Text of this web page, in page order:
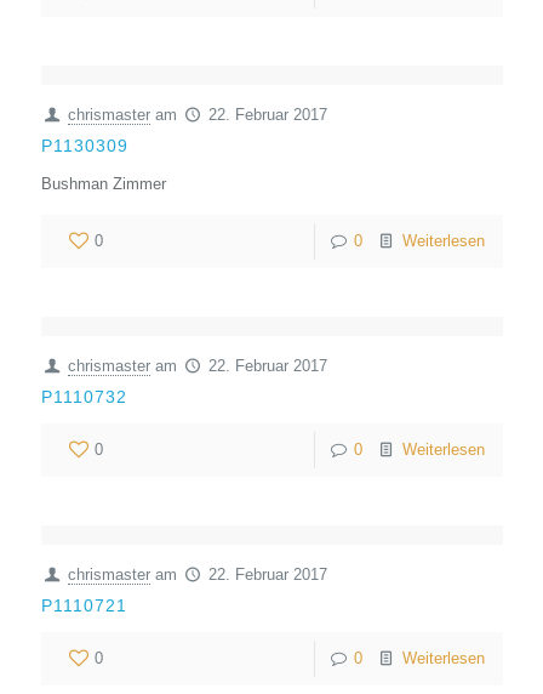
chrismaster am 22. Februar 2017
P1130309
Bushman Zimmer
0 0 Weiterlesen
chrismaster am 22. Februar 2017
P1110732
0 0 Weiterlesen
chrismaster am 22. Februar 2017
P1110721
0 0 Weiterlesen